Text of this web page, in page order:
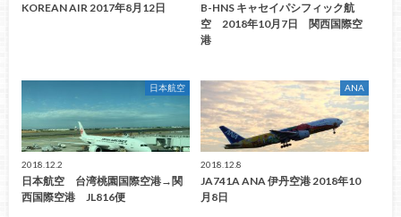
KOREAN AIR 2017年8月12日
B-HNS キャセイパシフィック航
空 2018年10月7日 関西国際空
港
日本航空
2018.12.2
日本航空 台湾桃園国際空港→関
西国際空港 JL816便
ANA
2018.12.8
JA741A ANA 伊丹空港 2018年10
月8日